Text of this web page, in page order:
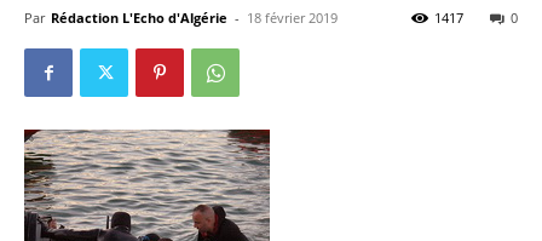
Par Rédaction L'Echo d'Algérie - 18 février 2019 0
1417